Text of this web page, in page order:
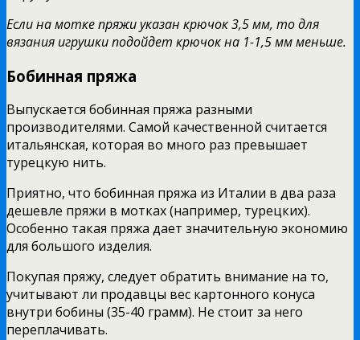
Если на мотке пряжи указан крючок 3,5 мм, то для
вязания игрушки подойдет крючок на 1-1,5 мм меньше.
Бобинная пряжа
Выпускается бобинная пряжа разными
производителями. Самой качественной считается
итальянская, которая во много раз превышает
турецкую нить.
Приятно, что бобинная пряжа из Италии в два раза
дешевле пряжи в мотках (например, турецких).
Особенно такая пряжа дает значительную экономию
для большого изделия.
Покупая пряжу, следует обратить внимание на то,
учитывают ли продавцы вес картонного конуса
внутри бобины (35-40 грамм). Не стоит за него
переплачивать.